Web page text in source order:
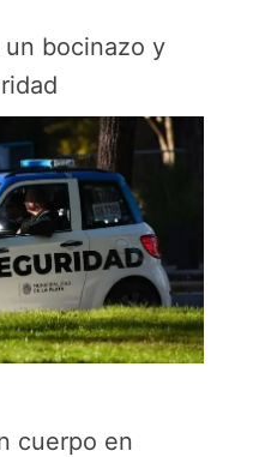
un bocinazo y
cuerpo en